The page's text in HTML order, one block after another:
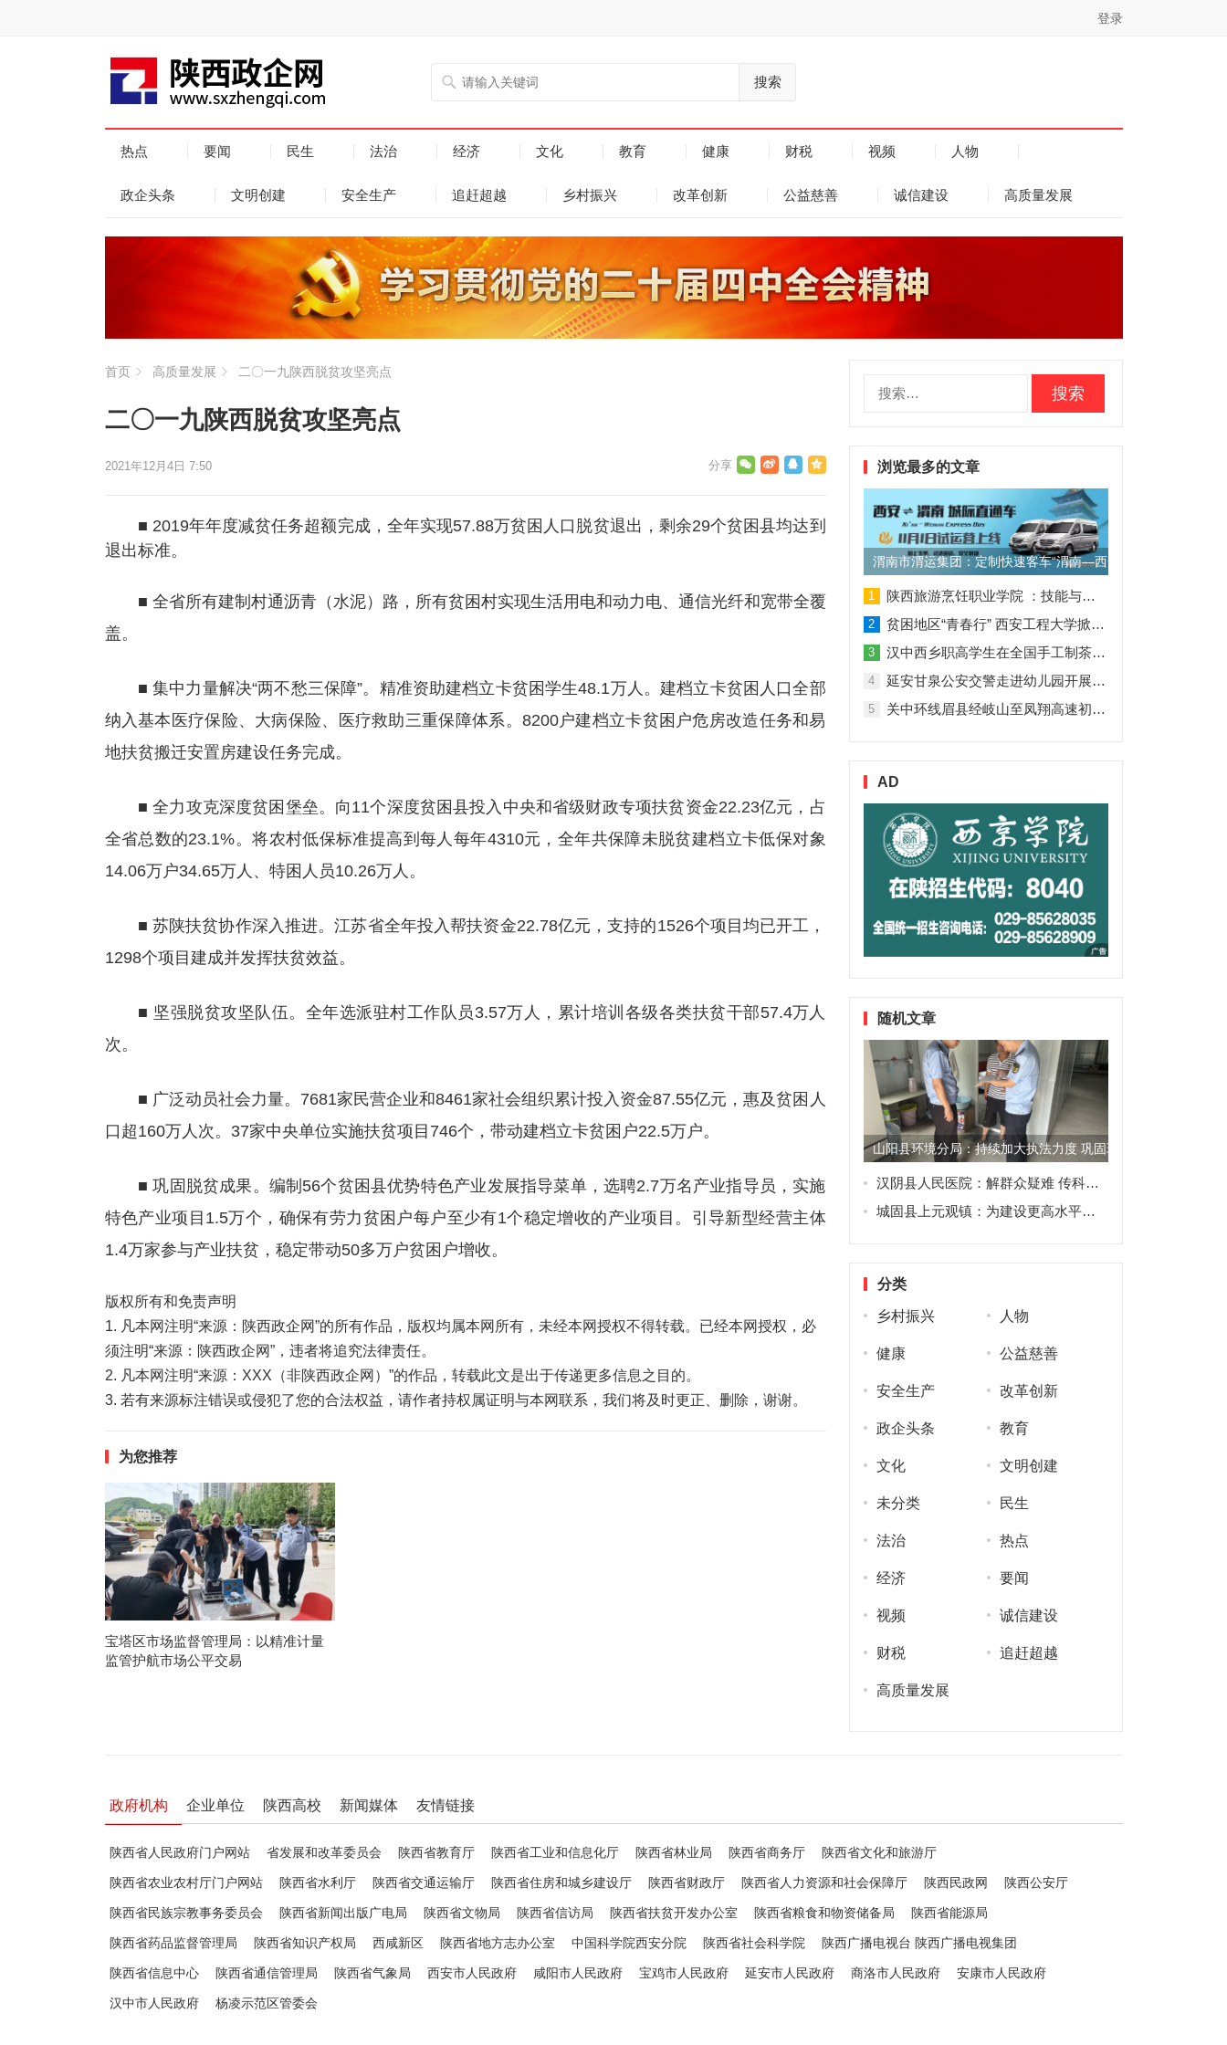
登录
搜索
热点 要闻 民生 法治 经济 文化 教育 健康 财税 视频 人物
政企头条 文明创建 安全生产 追赶超越 乡村振兴 改革创新 公益慈善 诚信建设 高质量发展
首页 高质量发展 二〇一九陕西脱贫攻坚亮点
二〇一九陕西脱贫攻坚亮点
2021年12月4日 7:50
■ 2019年年度减贫任务超额完成，全年实现57.88万贫困人口脱贫退出，剩余29个贫困县均达到
退出标准。
■ 全省所有建制村通沥青（水泥）路，所有贫困村实现生活用电和动力电、通信光纤和宽带全覆
盖。
■ 集中力量解决“两不愁三保障”。精准资助建档立卡贫困学生48.1万人。建档立卡贫困人口全部
纳入基本医疗保险、大病保险、医疗救助三重保障体系。8200户建档立卡贫困户危房改造任务和易
地扶贫搬迁安置房建设任务完成。
■ 全力攻克深度贫困堡垒。向11个深度贫困县投入中央和省级财政专项扶贫资金22.23亿元，占
全省总数的23.1%。将农村低保标准提高到每人每年4310元，全年共保障未脱贫建档立卡低保对象
14.06万户34.65万人、特困人员10.26万人。
■ 苏陕扶贫协作深入推进。江苏省全年投入帮扶资金22.78亿元，支持的1526个项目均已开工，
1298个项目建成并发挥扶贫效益。
■ 坚强脱贫攻坚队伍。全年选派驻村工作队员3.57万人，累计培训各级各类扶贫干部57.4万人
次。
■ 广泛动员社会力量。7681家民营企业和8461家社会组织累计投入资金87.55亿元，惠及贫困人
口超160万人次。37家中央单位实施扶贫项目746个，带动建档立卡贫困户22.5万户。
■ 巩固脱贫成果。编制56个贫困县优势特色产业发展指导菜单，选聘2.7万名产业指导员，实施
特色产业项目1.5万个，确保有劳力贫困户每户至少有1个稳定增收的产业项目。引导新型经营主体
1.4万家参与产业扶贫，稳定带动50多万户贫困户增收。
版权所有和免责声明
1. 凡本网注明“来源：陕西政企网”的所有作品，版权均属本网所有，未经本网授权不得转载。已经本网授权，必
须注明“来源：陕西政企网”，违者将追究法律责任。
2. 凡本网注明“来源：XXX（非陕西政企网）”的作品，转载此文是出于传递更多信息之目的。
3. 若有来源标注错误或侵犯了您的合法权益，请作者持权属证明与本网联系，我们将及时更正、删除，谢谢。
为您推荐
宝塔区市场监督管理局：以精准计量
监管护航市场公平交易
浏览最多的文章
渭南市渭运集团：定制快速客车“渭南—西安”11月1日试运营
1 陕西旅游烹饪职业学院 ：技能与理论并行 人才与企业共赢
2 贫困地区“青春行” 西安工程大学掀起“扶贫热”
3 汉中西乡职高学生在全国手工制茶大赛中创佳绩
4 延安甘泉公安交警走进幼儿园开展交通安全专题讲座活动
5 关中环线眉县经岐山至凤翔高速初步设计获批！
AD
随机文章
山阳县环境分局：持续加大执法力度 巩固环保督察整改成效
汉阴县人民医院：解群众疑难 传科学观念
城固县上元观镇：为建设更高水平的平安家园贡献力量
分类
乡村振兴 人物
健康 公益慈善
安全生产 改革创新
政企头条 教育
文化 文明创建
未分类 民生
法治 热点
经济 要闻
视频 诚信建设
财税 追赶超越
高质量发展
政府机构 企业单位 陕西高校 新闻媒体 友情链接
陕西省人民政府门户网站 省发展和改革委员会 陕西省教育厅 陕西省工业和信息化厅 陕西省林业局 陕西省商务厅 陕西省文化和旅游厅
陕西省农业农村厅门户网站 陕西省水利厅 陕西省交通运输厅 陕西省住房和城乡建设厅 陕西省财政厅 陕西省人力资源和社会保障厅 陕西民政网 陕西公安厅
陕西省民族宗教事务委员会 陕西省新闻出版广电局 陕西省文物局 陕西省信访局 陕西省扶贫开发办公室 陕西省粮食和物资储备局 陕西省能源局
陕西省药品监督管理局 陕西省知识产权局 西咸新区 陕西省地方志办公室 中国科学院西安分院 陕西省社会科学院 陕西广播电视台 陕西广播电视集团
陕西省信息中心 陕西省通信管理局 陕西省气象局 西安市人民政府 咸阳市人民政府 宝鸡市人民政府 延安市人民政府 商洛市人民政府 安康市人民政府
汉中市人民政府 杨凌示范区管委会